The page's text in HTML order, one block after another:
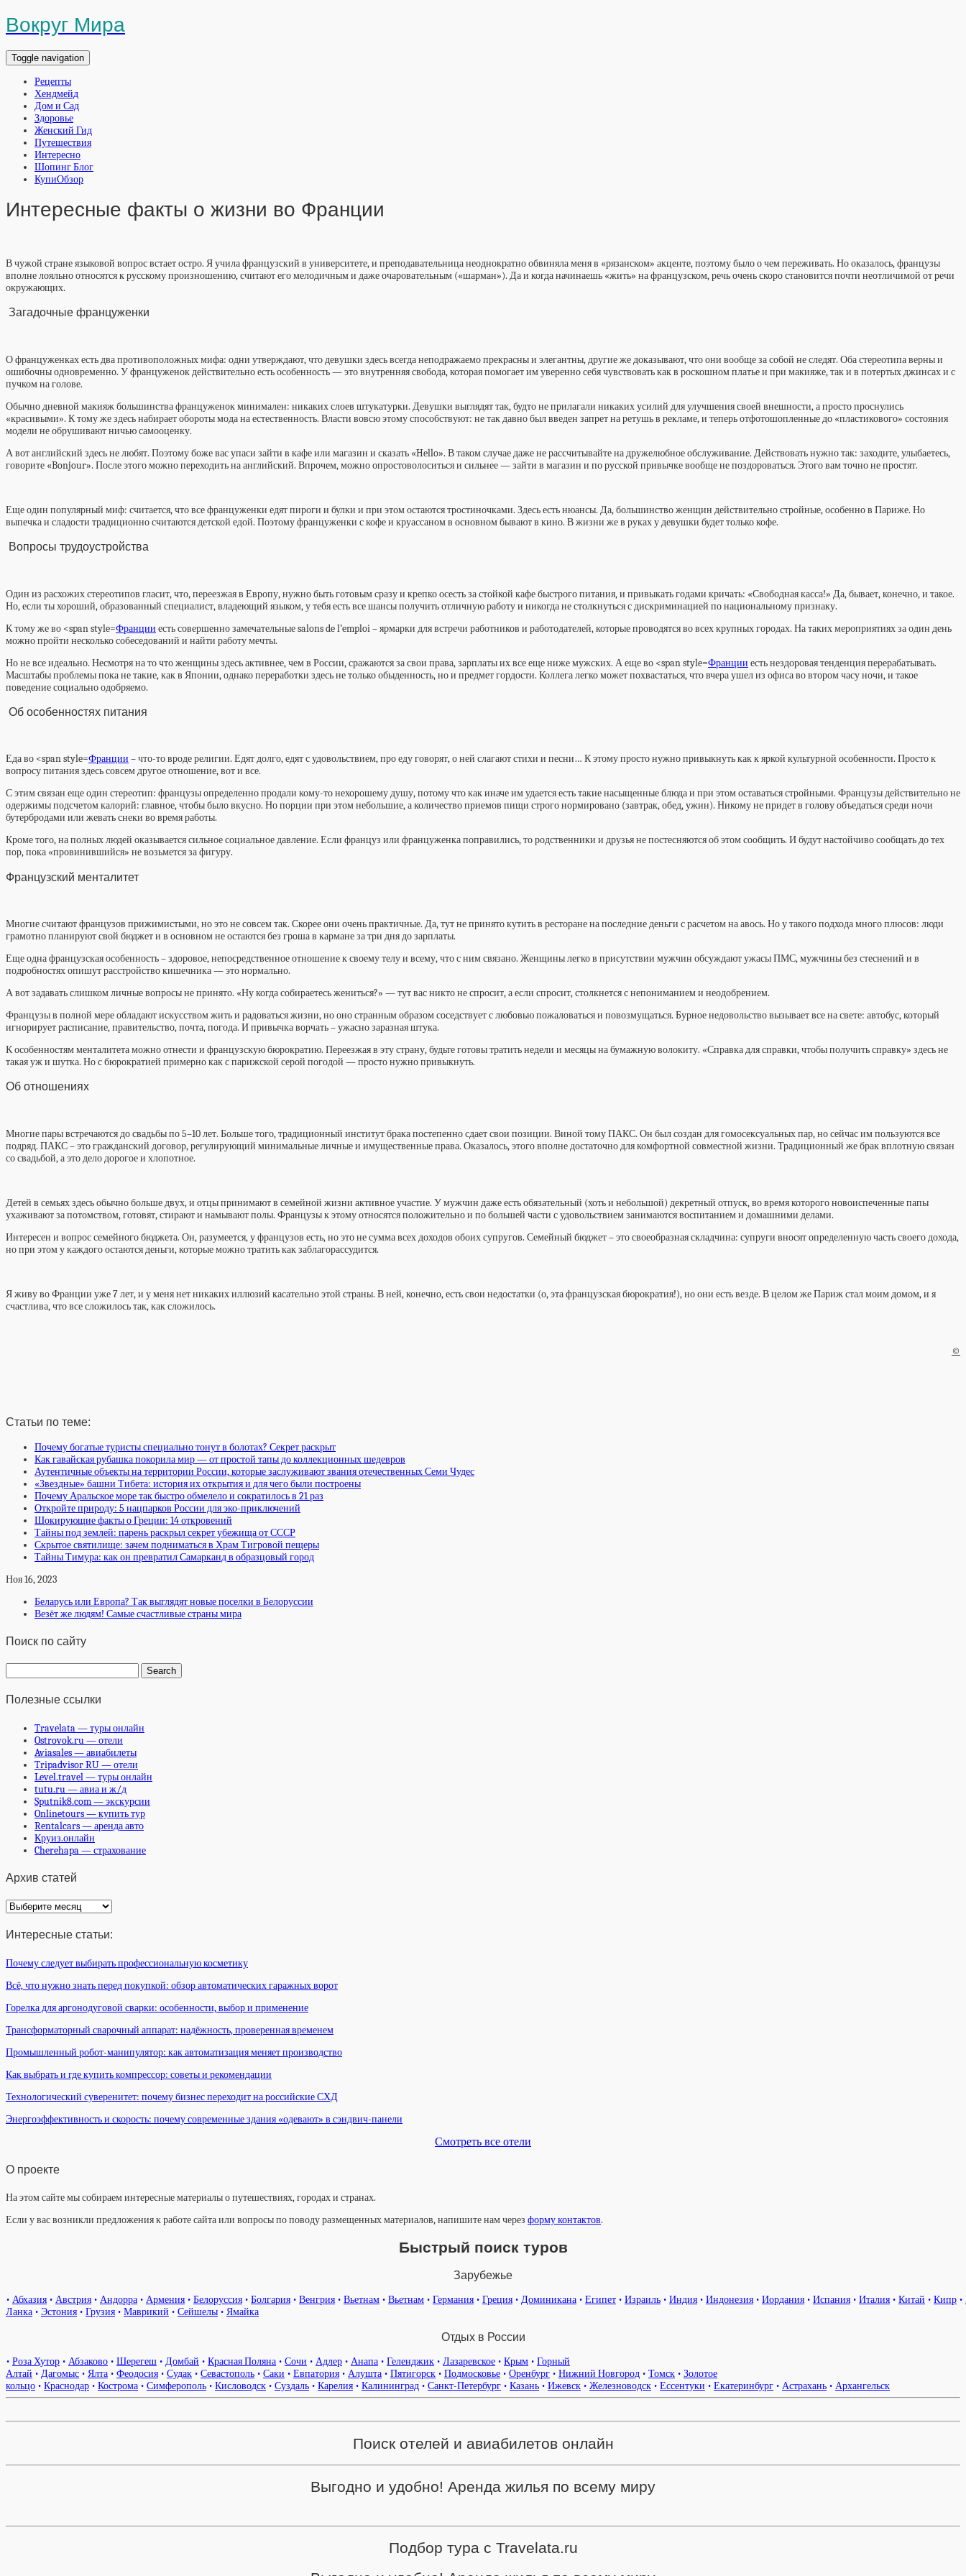
Вокруг Мира
Toggle navigation
Рецепты
Хендмейд
Дом и Сад
Здоровье
Женский Гид
Путешествия
Интересно
Шопинг Блог
КупиОбзор
Интересные факты о жизни во Франции
В чужой стране языковой вопрос встает остро. Я учила французский в университете, и преподавательница неоднократно обвиняла меня в «рязанском» акценте, поэтому было о чем переживать. Но оказалось, французы
вполне лояльно относятся к русскому произношению, считают его мелодичным и даже очаровательным («шарман»). Да и когда начинаешь «жить» на французском, речь очень скоро становится почти неотличимой от речи
окружающих.
Загадочные француженки
О француженках есть два противоположных мифа: одни утверждают, что девушки здесь всегда неподражаемо прекрасны и элегантны, другие же доказывают, что они вообще за собой не следят. Оба стереотипа верны и
ошибочны одновременно. У француженок действительно есть особенность — это внутренняя свобода, которая помогает им уверенно себя чувствовать как в роскошном платье и при макияже, так и в потертых джинсах и с
пучком на голове.
Обычно дневной макияж большинства француженок минимален: никаких слоев штукатурки. Девушки выглядят так, будто не прилагали никаких усилий для улучшения своей внешности, а просто проснулись
«красивыми». К тому же здесь набирает обороты мода на естественность. Власти вовсю этому способствуют: не так давно был введен запрет на ретушь в рекламе, и теперь отфотошопленные до «пластикового» состояния
модели не обрушивают ничью самооценку.
А вот английский здесь не любят. Поэтому боже вас упаси зайти в кафе или магазин и сказать «Hello». В таком случае даже не рассчитывайте на дружелюбное обслуживание. Действовать нужно так: заходите, улыбаетесь,
говорите «Bonjour». После этого можно переходить на английский. Впрочем, можно опростоволоситься и сильнее — зайти в магазин и по русской привычке вообще не поздороваться. Этого вам точно не простят.
Еще один популярный миф: считается, что все француженки едят пироги и булки и при этом остаются тростиночками. Здесь есть нюансы. Да, большинство женщин действительно стройные, особенно в Париже. Но
выпечка и сладости традиционно считаются детской едой. Поэтому француженки с кофе и круассаном в основном бывают в кино. В жизни же в руках у девушки будет только кофе.
Вопросы трудоустройства
Один из расхожих стереотипов гласит, что, переезжая в Европу, нужно быть готовым сразу и крепко осесть за стойкой кафе быстрого питания, и привыкать годами кричать: «Свободная касса!» Да, бывает, конечно, и такое.
Но, если ты хороший, образованный специалист, владеющий языком, у тебя есть все шансы получить отличную работу и никогда не столкнуться с дискриминацией по национальному признаку.
К тому же во <span style=Франции есть совершенно замечательные salons de l’emploi – ярмарки для встречи работников и работодателей, которые проводятся во всех крупных городах. На таких мероприятиях за один день
можно пройти несколько собеседований и найти работу мечты.
Но не все идеально. Несмотря на то что женщины здесь активнее, чем в России, сражаются за свои права, зарплаты их все еще ниже мужских. А еще во <span style=Франции есть нездоровая тенденция перерабатывать.
Масштабы проблемы пока не такие, как в Японии, однако переработки здесь не только обыденность, но и предмет гордости. Коллега легко может похвастаться, что вчера ушел из офиса во втором часу ночи, и такое
поведение социально одобряемо.
Об особенностях питания
Еда во <span style=Франции – что-то вроде религии. Едят долго, едят с удовольствием, про еду говорят, о ней слагают стихи и песни… К этому просто нужно привыкнуть как к яркой культурной особенности. Просто к
вопросу питания здесь совсем другое отношение, вот и все.
С этим связан еще один стереотип: французы определенно продали кому-то нехорошему душу, потому что как иначе им удается есть такие насыщенные блюда и при этом оставаться стройными. Французы действительно не
одержимы подсчетом калорий: главное, чтобы было вкусно. Но порции при этом небольшие, а количество приемов пищи строго нормировано (завтрак, обед, ужин). Никому не придет в голову объедаться среди ночи
бутербродами или жевать снеки во время работы.
Кроме того, на полных людей оказывается сильное социальное давление. Если француз или француженка поправились, то родственники и друзья не постесняются об этом сообщить. И будут настойчиво сообщать до тех
пор, пока «провинившийся» не возьмется за фигуру.
Французский менталитет
Многие считают французов прижимистыми, но это не совсем так. Скорее они очень практичные. Да, тут не принято кутить в ресторане на последние деньги с расчетом на авось. Но у такого подхода много плюсов: люди
грамотно планируют свой бюджет и в основном не остаются без гроша в кармане за три дня до зарплаты.
Еще одна французская особенность – здоровое, непосредственное отношение к своему телу и всему, что с ним связано. Женщины легко в присутствии мужчин обсуждают ужасы ПМС, мужчины без стеснений и в
подробностях опишут расстройство кишечника — это нормально.
А вот задавать слишком личные вопросы не принято. «Ну когда собираетесь жениться?» — тут вас никто не спросит, а если спросит, столкнется с непониманием и неодобрением.
Французы в полной мере обладают искусством жить и радоваться жизни, но оно странным образом соседствует с любовью пожаловаться и повозмущаться. Бурное недовольство вызывает все на свете: автобус, который
игнорирует расписание, правительство, почта, погода. И привычка ворчать – ужасно заразная штука.
К особенностям менталитета можно отнести и французскую бюрократию. Переезжая в эту страну, будьте готовы тратить недели и месяцы на бумажную волокиту. «Справка для справки, чтобы получить справку» здесь не
такая уж и шутка. Но с бюрократией примерно как с парижской серой погодой — просто нужно привыкнуть.
Об отношениях
Многие пары встречаются до свадьбы по 5–10 лет. Больше того, традиционный институт брака постепенно сдает свои позиции. Виной тому ПАКС. Он был создан для гомосексуальных пар, но сейчас им пользуются все
подряд. ПАКС – это гражданский договор, регулирующий минимальные личные и имущественные права. Оказалось, этого вполне достаточно для комфортной совместной жизни. Традиционный же брак вплотную связан
со свадьбой, а это дело дорогое и хлопотное.
Детей в семьях здесь обычно больше двух, и отцы принимают в семейной жизни активное участие. У мужчин даже есть обязательный (хоть и небольшой) декретный отпуск, во время которого новоиспеченные папы
ухаживают за потомством, готовят, стирают и намывают полы. Французы к этому относятся положительно и по большей части с удовольствием занимаются воспитанием и домашними делами.
Интересен и вопрос семейного бюджета. Он, разумеется, у французов есть, но это не сумма всех доходов обоих супругов. Семейный бюджет – это своеобразная складчина: супруги вносят определенную часть своего дохода,
но при этом у каждого остаются деньги, которые можно тратить как заблагорассудится.
Я живу во Франции уже 7 лет, и у меня нет никаких иллюзий касательно этой страны. В ней, конечно, есть свои недостатки (о, эта французская бюрократия!), но они есть везде. В целом же Париж стал моим домом, и я
счастлива, что все сложилось так, как сложилось.
©
Статьи по теме:
Почему богатые туристы специально тонут в болотах? Секрет раскрыт
Как гавайская рубашка покорила мир — от простой тапы до коллекционных шедевров
Аутентичные объекты на территории России, которые заслуживают звания отечественных Семи Чудес
«Звездные» башни Тибета: история их открытия и для чего были построены
Почему Аральское море так быстро обмелело и сократилось в 21 раз
Откройте природу: 5 нацпарков России для эко-приключений
Шокирующие факты о Греции: 14 откровений
Тайны под землей: парень раскрыл секрет убежища от СССР
Скрытое святилище: зачем подниматься в Храм Тигровой пещеры
Тайны Тимура: как он превратил Самарканд в образцовый город
Ноя 16, 2023
Беларусь или Европа? Так выглядят новые поселки в Белоруссии
Везёт же людям! Самые счастливые страны мира
Поиск по сайту
Полезные ссылки
Travelata — туры онлайн
Ostrovok.ru — отели
Aviasales — авиабилеты
Tripadvisor RU — отели
Level.travel — туры онлайн
tutu.ru — авиа и ж/д
Sputnik8.com — экскурсии
Onlinetours — купить тур
Rentalcars — аренда авто
Круиз.онлайн
Cherehapa — страхование
Архив статей
Архив
статей
Интересные статьи:
Почему следует выбирать профессиональную косметику
Всё, что нужно знать перед покупкой: обзор автоматических гаражных ворот
Горелка для аргонодуговой сварки: особенности, выбор и применение
Трансформаторный сварочный аппарат: надёжность, проверенная временем
Промышленный робот-манипулятор: как автоматизация меняет производство
Как выбрать и где купить компрессор: советы и рекомендации
Технологический суверенитет: почему бизнес переходит на российские СХД
Энергоэффективность и скорость: почему современные здания «одевают» в сэндвич-панели
Смотреть все отели
О проекте
На этом сайте мы собираем интересные материалы о путешествиях, городах и странах.
Если у вас возникли предложения к работе сайта или вопросы по поводу размещенных материалов, напишите нам через форму контактов.
Быстрый поиск туров
Зарубежье
• Абхазия • Австрия • Андорра • Армения • Белоруссия • Болгария • Венгрия • Вьетнам • Вьетнам • Германия • Греция • Доминикана • Египет • Израиль • Индия • Индонезия • Иордания • Испания • Италия • Китай • Кипр •
Ланка • Эстония • Грузия • Маврикий • Сейшелы • Ямайка
Отдых в России
• Роза Хутор • Абзаково • Шерегеш • Домбай • Красная Поляна • Сочи • Адлер • Анапа • Геленджик • Лазаревское • Крым • Горный
Алтай • Дагомыс • Ялта • Феодосия • Судак • Севастополь • Саки • Евпатория • Алушта • Пятигорск • Подмосковье • Оренбург • Нижний Новгород • Томск • Золотое
кольцо • Краснодар • Кострома • Симферополь • Кисловодск • Суздаль • Карелия • Калининград • Санкт-Петербург • Казань • Ижевск • Железноводск • Ессентуки • Екатеринбург • Астрахань • Архангельск
Поиск отелей и авиабилетов онлайн
Выгодно и удобно! Аренда жилья по всему миру
Подбор тура с Travelata.ru